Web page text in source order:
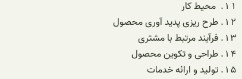
محیط کار
طرح ریزی پدید آوری محصول
فرآیند مرتبط با مشتری
طراحی و تکوین محصول
تولید و ارائه خدمات